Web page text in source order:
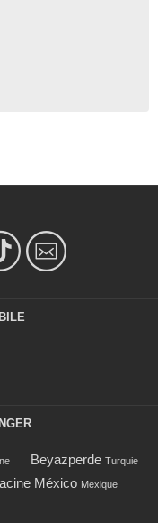
Beyazperde Turquie
México Mexique